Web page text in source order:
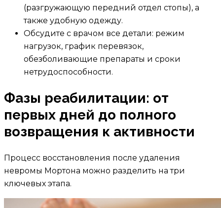
(разгружающую передний отдел стопы), а
также удобную одежду.
Обсудите с врачом все детали: режим
нагрузок, график перевязок,
обезболивающие препараты и сроки
нетрудоспособности.
Фазы реабилитации: от
первых дней до полного
возвращения к активности
Процесс восстановления после удаления
невромы Мортона можно разделить на три
ключевых этапа.